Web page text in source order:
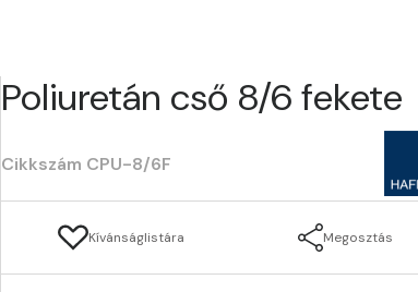
Poliuretán cső 8/6 fekete
Cikkszám CPU-8/6F
Kívánságlistára Megosztás